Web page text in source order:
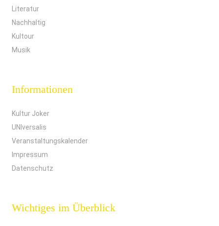
Literatur
Nachhaltig
Kultour
Musik
Informationen
Kultur Joker
UNIversalis
Veranstaltungskalender
Impressum
Datenschutz
Wichtiges im Überblick